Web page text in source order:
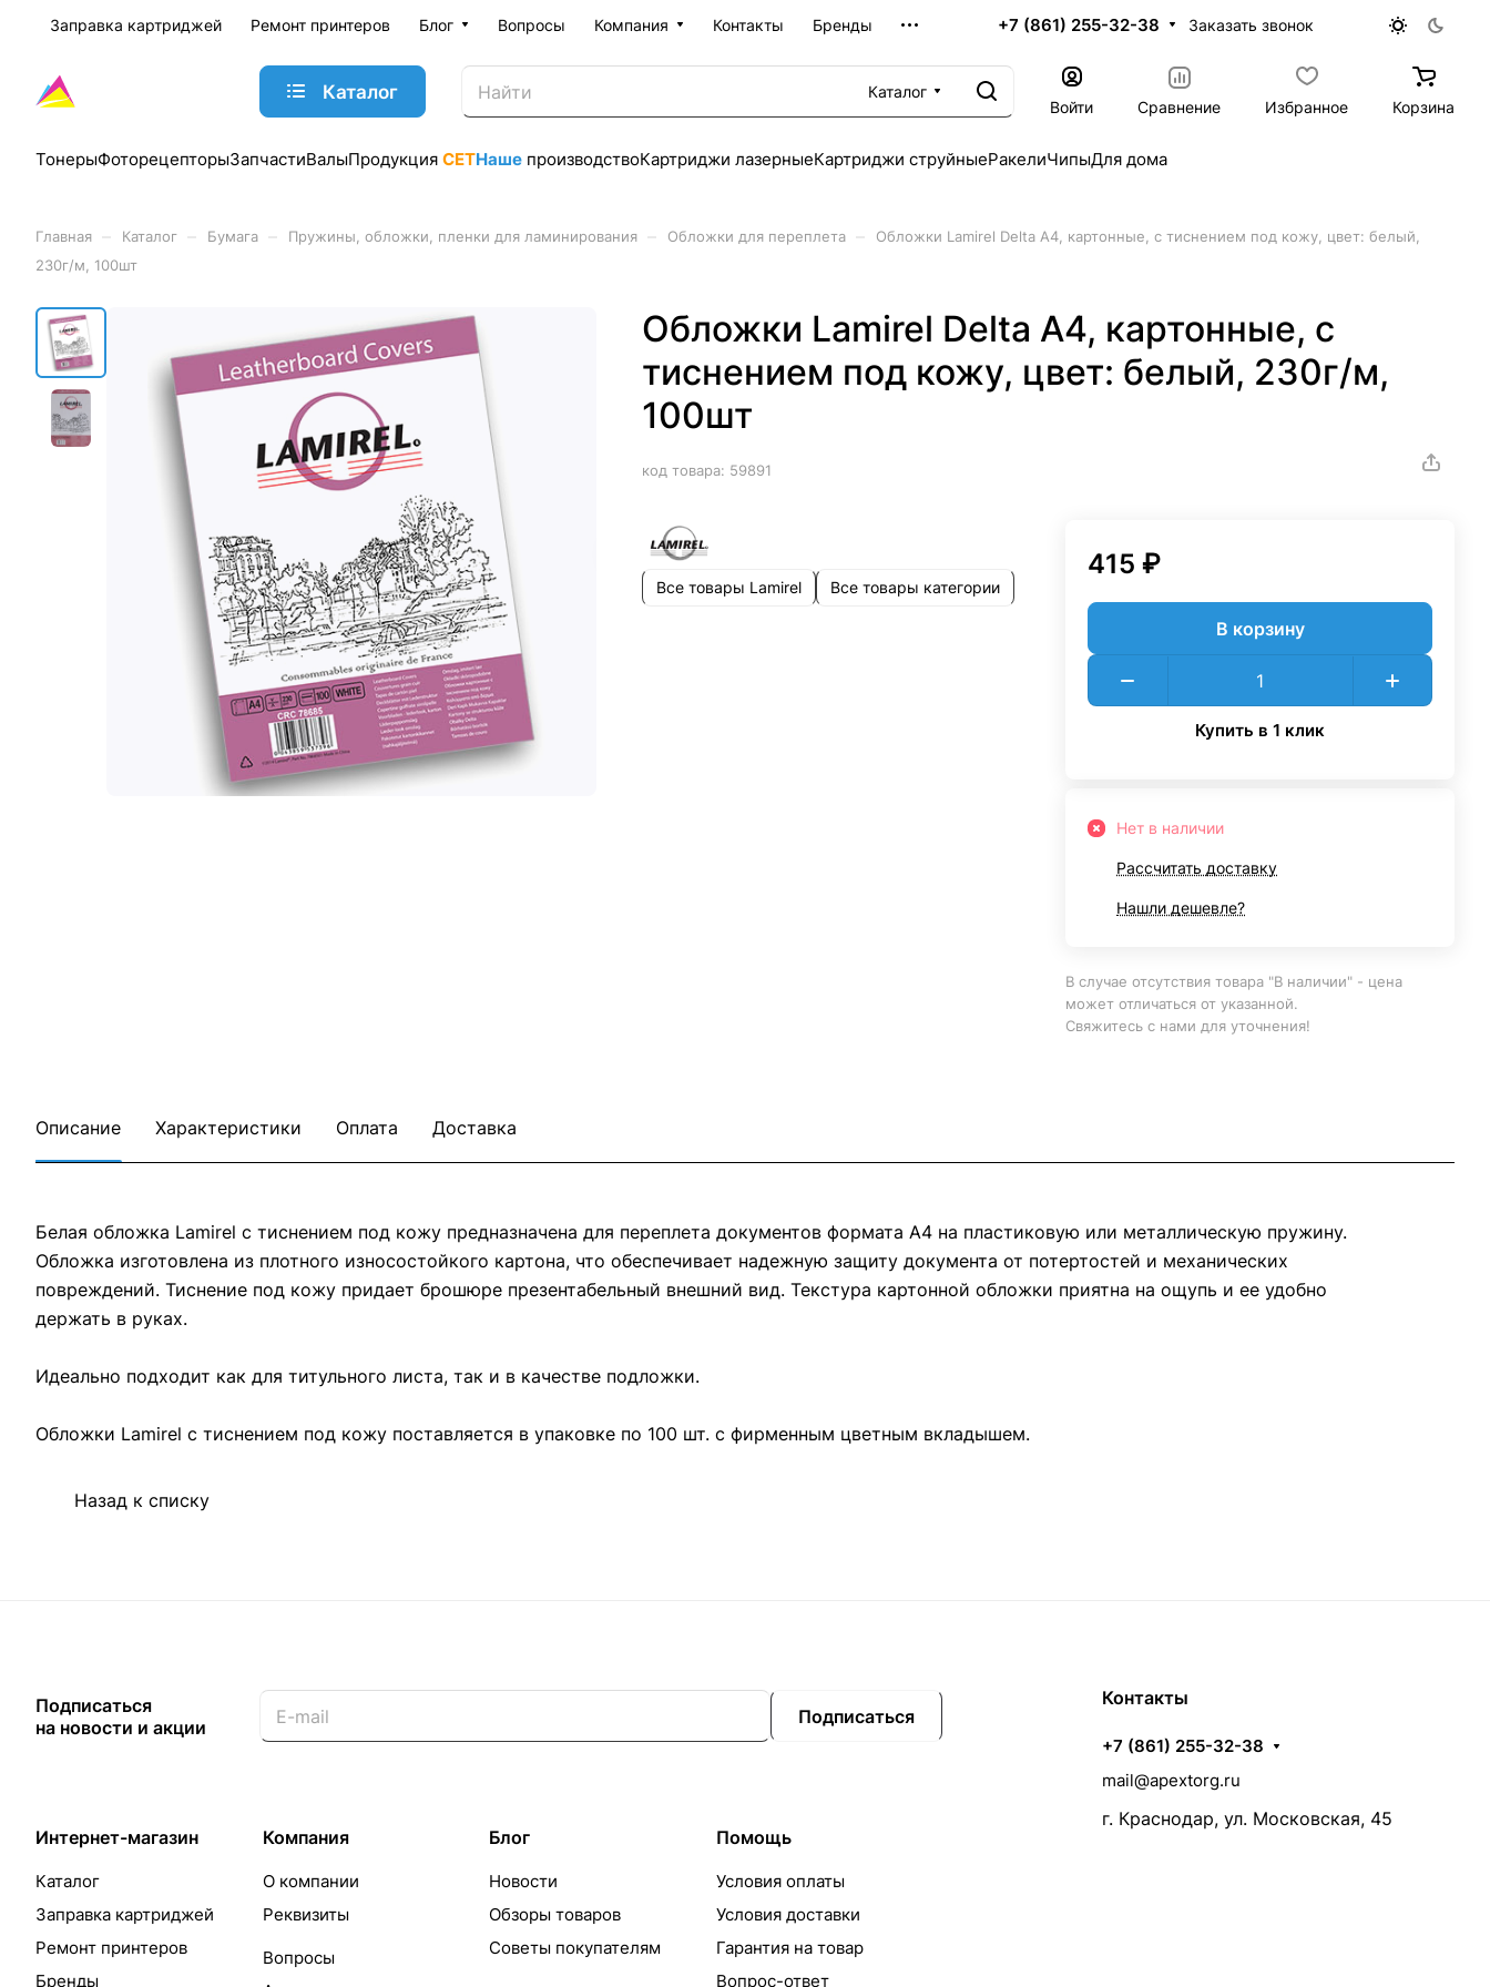
Заправка картриджей Ремонт принтеров Блог Вопросы Компания Контакты Бренды +7 (861) 255-32-38 Заказать звонок
Каталог
Каталог
Войти
Сравнение Избранное Корзина
ТонерыФоторецепторыЗапчастиВалыПродукция CETНаше производствоКартриджи лазерныеКартриджи струйныеРакелиЧипыДля дома
Главная Каталог Бумага Пружины, обложки, пленки для ламинирования Обложки для переплета
Обложки Lamirel Delta A4, картонные, с тиснением под кожу, цвет: белый,
230г/м, 100шт
Обложки Lamirel Delta A4, картонные, с
тиснением под кожу, цвет: белый, 230г/м,
100шт
код товара: 59891
Все товары Lamirel Все товары категории
415 ₽
В корзину
Купить в 1 клик
Нет в наличии
Рассчитать доставку
Нашли дешевле?
В случае отсутствия товара "В наличии" - цена
может отличаться от указанной.
Свяжитесь с нами для уточнения!
Описание Характеристики Оплата Доставка
Белая обложка Lamirel с тиснением под кожу предназначена для переплета документов формата А4 на пластиковую или металлическую пружину.
Обложка изготовлена из плотного износостойкого картона, что обеспечивает надежную защиту документа от потертостей и механических
повреждений. Тиснение под кожу придает брошюре презентабельный внешний вид. Текстура картонной обложки приятна на ощупь и ее удобно
держать в руках.
Идеально подходит как для титульного листа, так и в качестве подложки.
Обложки Lamirel с тиснением под кожу поставляется в упаковке по 100 шт. с фирменным цветным вкладышем.
Назад к списку
Подписаться
на новости и акции
Подписаться
Интернет-магазин
Каталог
Заправка картриджей
Ремонт принтеров
Бренды
Компания
О компании
Реквизиты
Вопросы
Блог
Новости
Обзоры товаров
Советы покупателям
Помощь
Условия оплаты
Условия доставки
Гарантия на товар
Вопрос-ответ
Контакты
+7 (861) 255-32-38
mail@apextorg.ru
г. Краснодар, ул. Московская, 45